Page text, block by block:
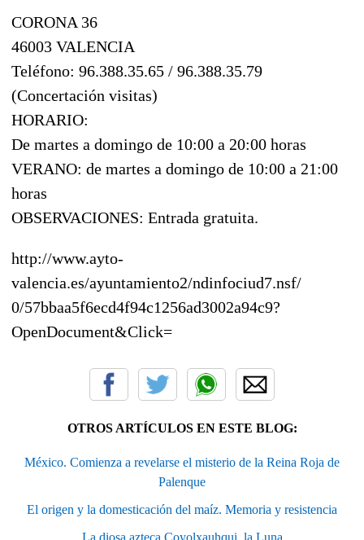
CORONA 36
46003 VALENCIA
Teléfono: 96.388.35.65 / 96.388.35.79
(Concertación visitas)
HORARIO:
De martes a domingo de 10:00 a 20:00 horas
VERANO: de martes a domingo de 10:00 a 21:00
horas
OBSERVACIONES: Entrada gratuita.
http://www.ayto-
valencia.es/ayuntamiento2/ndinfociud7.nsf/
0/57bbaa5f6ecd4f94c1256ad3002a94c9?
OpenDocument&Click=
OTROS ARTÍCULOS EN ESTE BLOG:
México. Comienza a revelarse el misterio de la Reina Roja de
Palenque
El origen y la domesticación del maíz. Memoria y resistencia
La diosa azteca Coyolxauhqui, la Luna